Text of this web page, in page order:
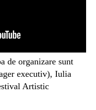
de organizare sunt
executiv), Iulia
Artistic